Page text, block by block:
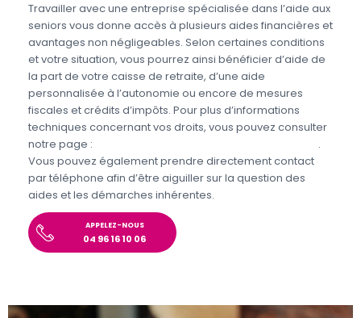
Travailler avec une entreprise spécialisée dans l’aide aux
seniors vous donne accès à plusieurs aides financières et
avantages non négligeables. Selon certaines conditions
et votre situation, vous pourrez ainsi bénéficier d’aide de
la part de votre caisse de retraite, d’une aide
personnalisée à l’autonomie ou encore de mesures
fiscales et crédits d’impôts. Pour plus d’informations
techniques concernant vos droits, vous pouvez consulter
notre page :
.
Vous pouvez également prendre directement contact
par téléphone afin d’être aiguiller sur la question des
aides et les démarches inhérentes.
APPELEZ-NOUS
04 96 16 10 06